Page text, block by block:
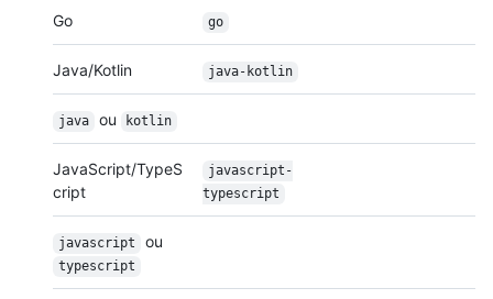
Go go
Java/Kotlin java-kotlin
java ou kotlin
JavaScript/TypeS
cript
javascript-
typescript
javascript ou
typescript